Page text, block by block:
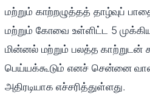
மற்றும் காற்றழுத்தத் தாழ்வுப்
மற்றும் கோவை உள்ளிட்ட 5
மின்னல் மற்றும் பலத்த காற்றுடன்
பெய்யக்கூடும் எனச் சென்னை
அதிரடியாக எச்சரித்துள்ளது.